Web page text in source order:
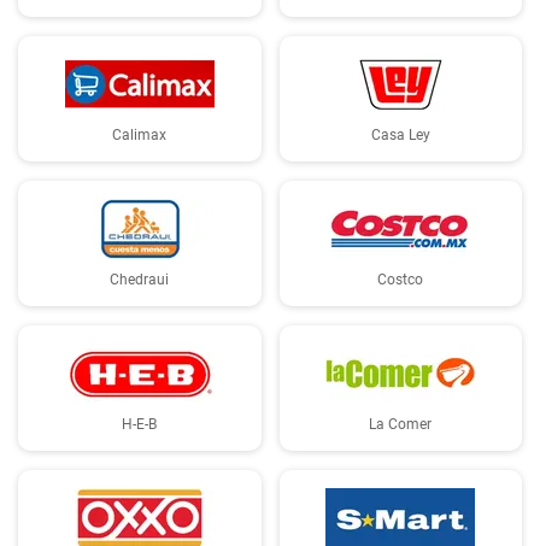
Calimax Casa Ley
Chedraui Costco
H-E-B La Comer